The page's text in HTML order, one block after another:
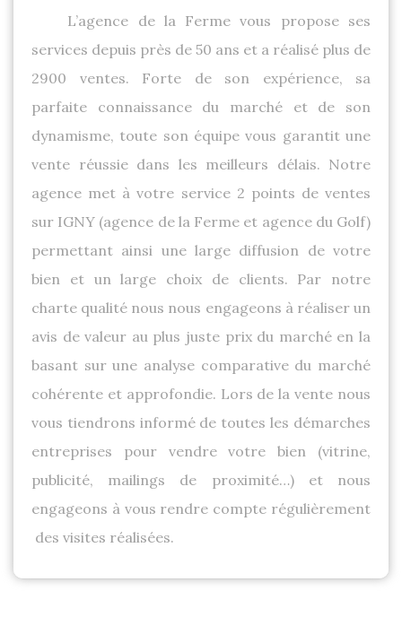
L’agence de la Ferme vous propose ses
services depuis près de 50 ans et a réalisé plus de
2900 ventes. Forte de son expérience, sa
parfaite connaissance du marché et de son
dynamisme, toute son équipe vous garantit une
vente réussie dans les meilleurs délais. Notre
agence met à votre service 2 points de ventes
sur IGNY (agence de la Ferme et agence du Golf)
permettant ainsi une large diffusion de votre
bien et un large choix de clients. Par notre
charte qualité nous nous engageons à réaliser un
avis de valeur au plus juste prix du marché en la
basant sur une analyse comparative du marché
cohérente et approfondie. Lors de la vente nous
vous tiendrons informé de toutes les démarches
entreprises pour vendre votre bien (vitrine,
publicité, mailings de proximité…) et nous
engageons à vous rendre compte régulièrement
des visites réalisées.